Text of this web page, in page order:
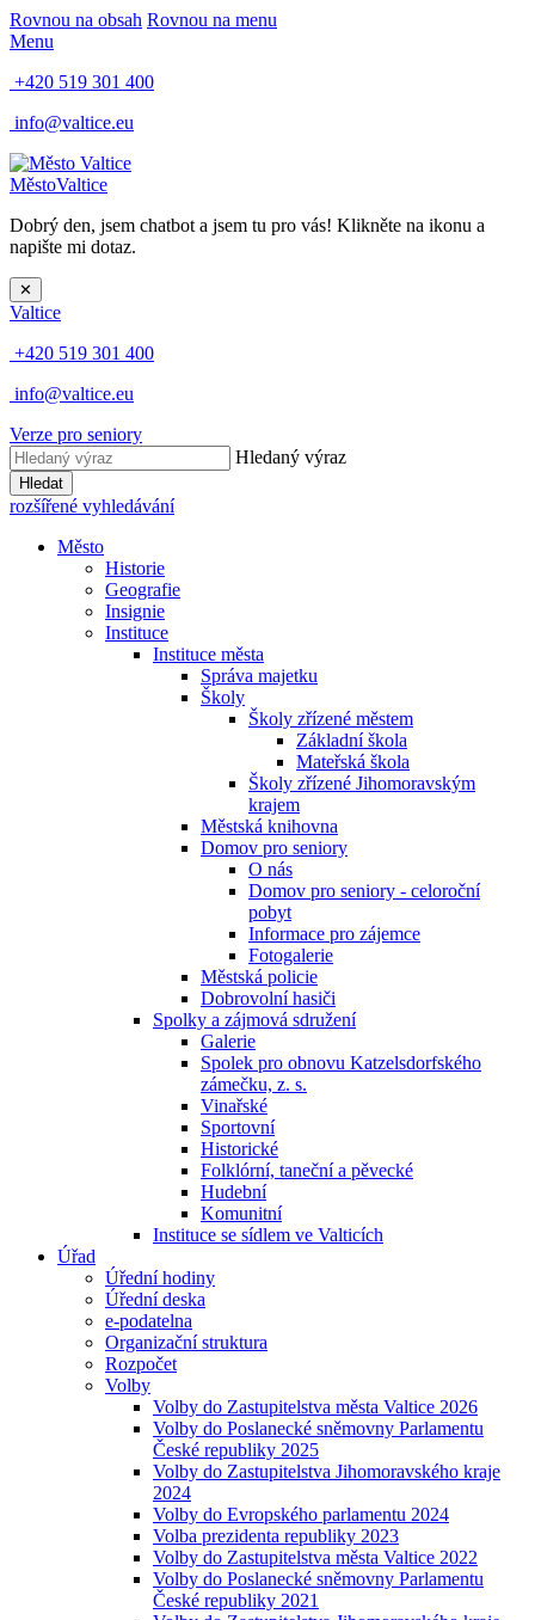
Rovnou na obsah Rovnou na menu
Menu
+420 519 301 400
info@valtice.eu
MěstoValtice
Dobrý den, jsem chatbot a jsem tu pro vás! Klikněte na ikonu a
napište mi dotaz.
✕
Valtice
+420 519 301 400
info@valtice.eu
Verze pro seniory
Hledaný výraz
Hledat
rozšířené vyhledávání
Město
Historie
Geografie
Insignie
Instituce
Instituce města
Správa majetku
Školy
Školy zřízené městem
Základní škola
Mateřská škola
Školy zřízené Jihomoravským
krajem
Městská knihovna
Domov pro seniory
O nás
Domov pro seniory - celoroční
pobyt
Informace pro zájemce
Fotogalerie
Městská policie
Dobrovolní hasiči
Spolky a zájmová sdružení
Galerie
Spolek pro obnovu Katzelsdorfského
zámečku, z. s.
Vinařské
Sportovní
Historické
Folklórní, taneční a pěvecké
Hudební
Komunitní
Instituce se sídlem ve Valticích
Úřad
Úřední hodiny
Úřední deska
e-podatelna
Organizační struktura
Rozpočet
Volby
Volby do Zastupitelstva města Valtice 2026
Volby do Poslanecké sněmovny Parlamentu
České republiky 2025
Volby do Zastupitelstva Jihomoravského kraje
2024
Volby do Evropského parlamentu 2024
Volba prezidenta republiky 2023
Volby do Zastupitelstva města Valtice 2022
Volby do Poslanecké sněmovny Parlamentu
České republiky 2021